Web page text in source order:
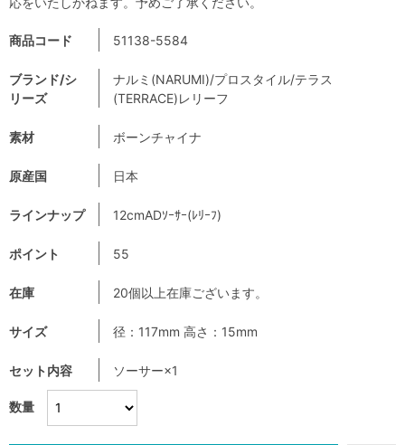
数量
商品コード 51138-5584
ブランド/シ
リーズ
ナルミ(NARUMI)/プロスタイル/テラス
(TERRACE)レリーフ
素材 ボーンチャイナ
原産国 日本
ラインナップ 12cmADｿｰｻｰ(ﾚﾘｰﾌ)
ポイント 55
在庫 20個以上在庫ございます。
サイズ 径：117mm 高さ：15mm
セット内容 ソーサー×1